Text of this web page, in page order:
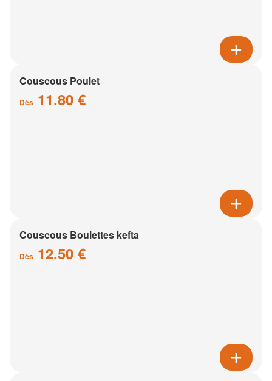
Couscous Poulet
Dès 11.80 €
Couscous Boulettes kefta
Dès 12.50 €